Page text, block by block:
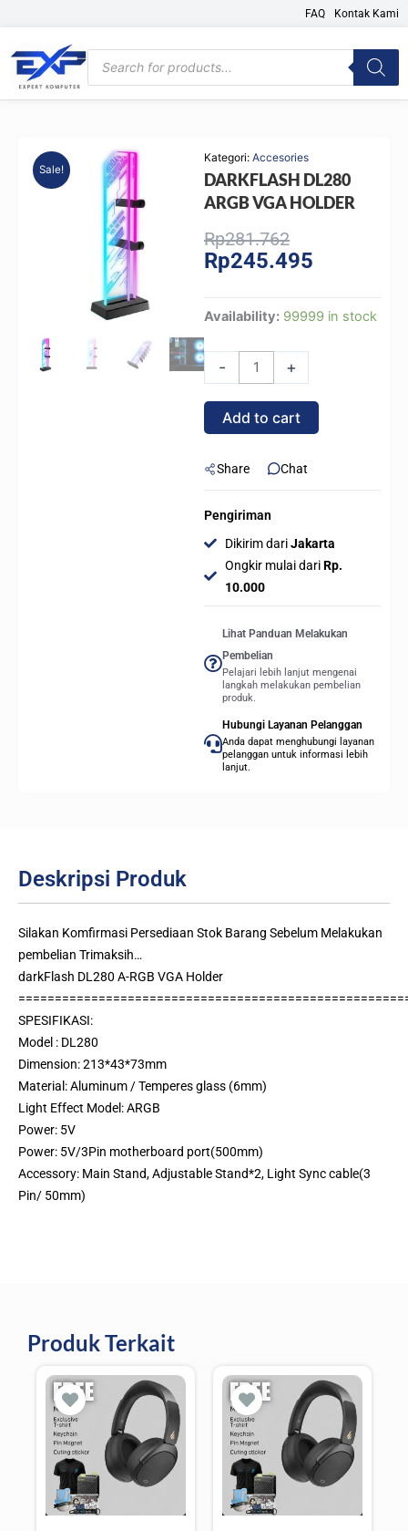
content
FAQ Kontak Kami
Products
search
Sale!
Kategori: Accesories
DARKFLASH DL280
ARGB VGA HOLDER
Rp281.762Original
price
Rp245.495
Availability: 99999 in stock
-
DARKFLASH
DL280
ARGB
VGA
HOLDER
quantity
+
Add to cart
Share Chat
Pengiriman
Dikirim dariJakarta
Ongkir mulai dariRp.
10.000
Lihat Panduan Melakukan
Pembelian
Pelajari lebih lanjut mengenai
langkah melakukan pembelian
produk.
Hubungi Layanan Pelanggan
Anda dapat menghubungi layanan
pelanggan untuk informasi lebih
lanjut.
Deskripsi Produk
Silakan Komfirmasi Persediaan Stok Barang Sebelum Melakukan
pembelian Trimaksih…
darkFlash DL280 A-RGB VGA Holder
SPESIFIKASI:
Model : DL280
Dimension: 213*43*73mm
Material: Aluminum / Temperes glass (6mm)
Light Effect Model: ARGB
Power: 5V
Power: 5V/3Pin motherboard port(500mm)
Accessory: Main Stand, Adjustable Stand*2, Light Sync cable(3
Pin/ 50mm)
Produk Terkait